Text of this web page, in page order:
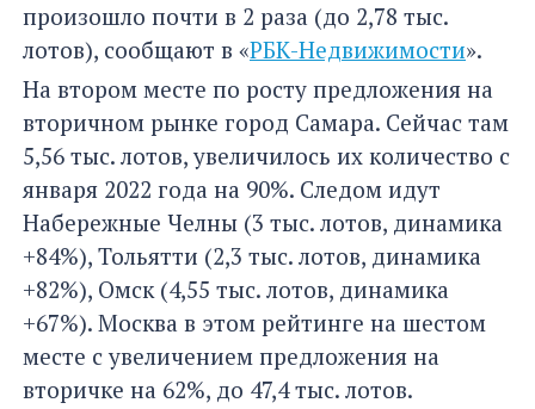
произошло почти в 2 раза (до 2,78 тыс.
лотов), сообщают в «РБК-Недвижимости».
На втором месте по росту предложения на
вторичном рынке город Самара. Сейчас там
5,56 тыс. лотов, увеличилось их количество с
января 2022 года на 90%. Следом идут
Набережные Челны (3 тыс. лотов, динамика
+84%), Тольятти (2,3 тыс. лотов, динамика
+82%), Омск (4,55 тыс. лотов, динамика
+67%). Москва в этом рейтинге на шестом
месте с увеличением предложения на
вторичке на 62%, до 47,4 тыс. лотов.